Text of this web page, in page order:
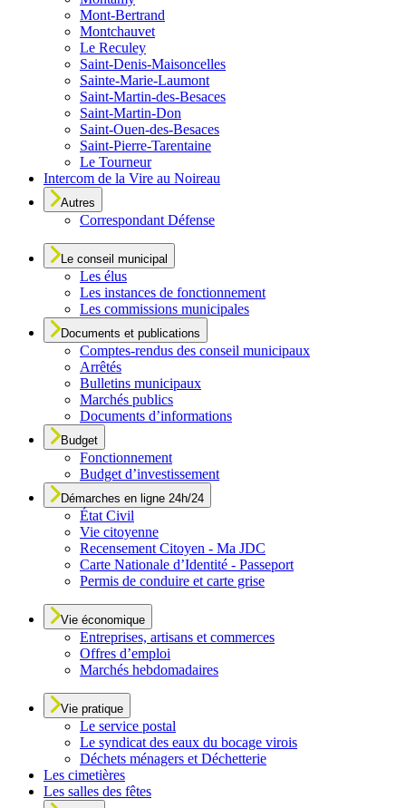
Mont-Bertrand
Montchauvet
Le Reculey
Saint-Denis-Maisoncelles
Sainte-Marie-Laumont
Saint-Martin-des-Besaces
Saint-Martin-Don
Saint-Ouen-des-Besaces
Saint-Pierre-Tarentaine
Le Tourneur
Intercom de la Vire au Noireau
Autres
Correspondant Défense
Le conseil municipal
Les élus
Les instances de fonctionnement
Les commissions municipales
Documents et publications
Comptes-rendus des conseil municipaux
Arrêtés
Bulletins municipaux
Marchés publics
Documents d’informations
Budget
Fonctionnement
Budget d’investissement
Démarches en ligne 24h/24
État Civil
Vie citoyenne
Recensement Citoyen - Ma JDC
Carte Nationale d’Identité - Passeport
Permis de conduire et carte grise
Vie économique
Entreprises, artisans et commerces
Offres d’emploi
Marchés hebdomadaires
Vie pratique
Le service postal
Le syndicat des eaux du bocage virois
Déchets ménagers et Déchetterie
Les cimetières
Les salles des fêtes